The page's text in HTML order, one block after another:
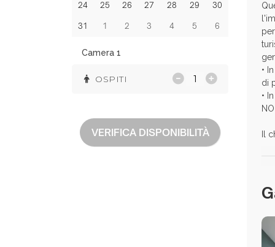
24 25 26 27 28 29 30
31 1 2 3 4 5 6
Camera 1
OSPITI
VERIFICA DISPONIBILITÀ
•
di
•
Il